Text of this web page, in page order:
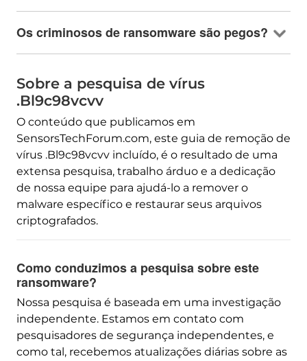
Os criminosos de ransomware são pegos?
Sobre a pesquisa de vírus
.Bl9c98vcvv
O conteúdo que publicamos em
SensorsTechForum.com, este guia de remoção de
vírus .Bl9c98vcvv incluído, é o resultado de uma
extensa pesquisa, trabalho árduo e a dedicação
de nossa equipe para ajudá-lo a remover o
malware específico e restaurar seus arquivos
criptografados.
Como conduzimos a pesquisa sobre este
ransomware?
Nossa pesquisa é baseada em uma investigação
independente. Estamos em contato com
pesquisadores de segurança independentes, e
como tal, recebemos atualizações diárias sobre as